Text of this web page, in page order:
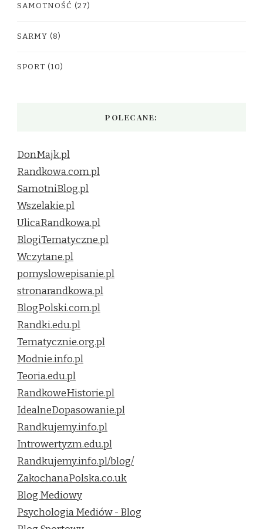
SAMOTNOŚĆ (27)
SARMY (8)
SPORT (10)
POLECANE:
DonMajk.pl
Randkowa.com.pl
SamotniBlog.pl
Wszelakie.pl
UlicaRandkowa.pl
BlogiTematyczne.pl
Wczytane.pl
pomyslowepisanie.pl
stronarandkowa.pl
BlogPolski.com.pl
Randki.edu.pl
Tematycznie.org.pl
Modnie.info.pl
Teoria.edu.pl
RandkoweHistorie.pl
IdealneDopasowanie.pl
Randkujemy.info.pl
Introwertyzm.edu.pl
Randkujemy.info.pl/blog/
ZakochanaPolska.co.uk
Blog Mediowy
Psychologia Mediów - Blog